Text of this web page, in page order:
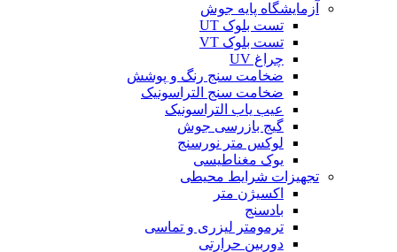
آزمایشگاه پایه جوش
تست بلوک UT
تست بلوک VT
چراغ UV
ضخامت سنج رنگ و پوشش
ضخامت سنج التراسونیک
عیب یاب التراسونیک
گیج بازرسی جوش
لوکس متر نورسنج
یوک مغناطیسی
تجهیزات شرایط محیطی
اکسیژن متر
بادسنج
ترمومتر لیزری و تماسی
دوربین حرارتی